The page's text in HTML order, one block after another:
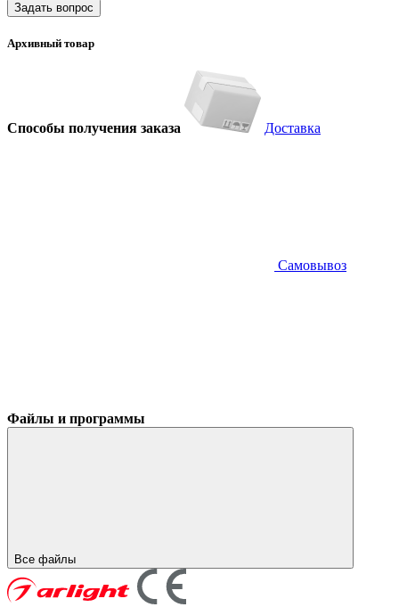
Задать вопрос
Архивный товар
Способы получения заказа Доставка
Самовывоз
Файлы и программы
Все файлы